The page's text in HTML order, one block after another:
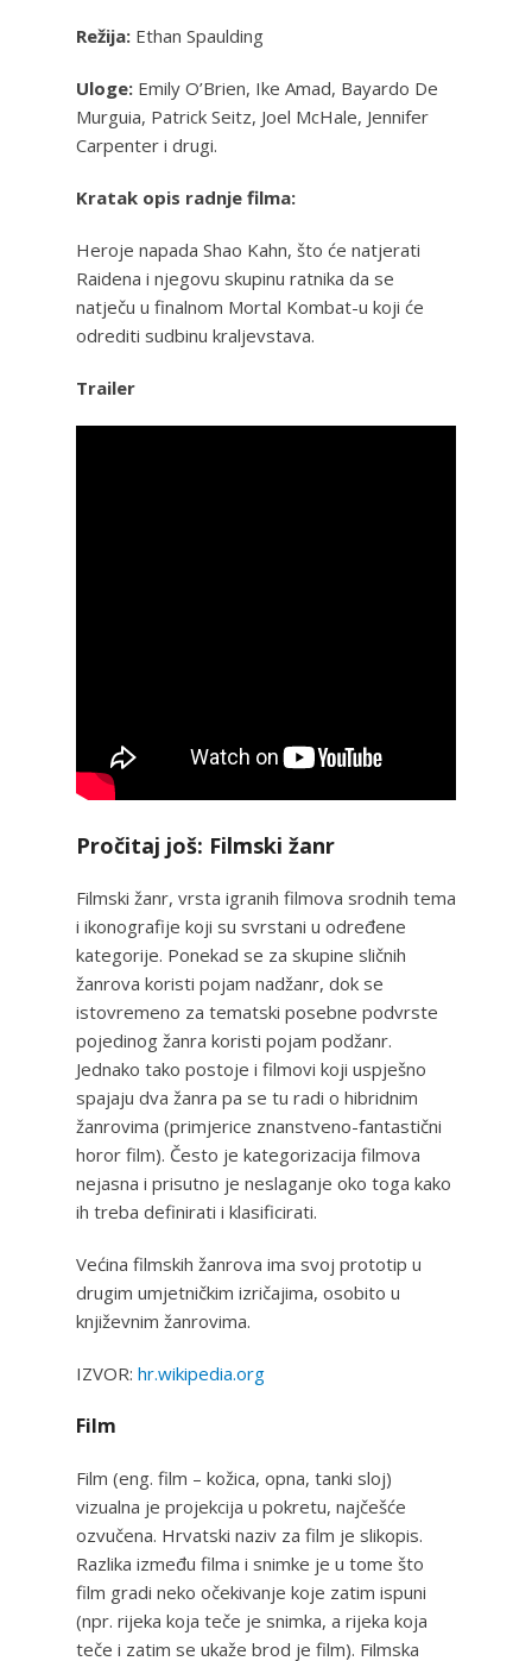
Režija: Ethan Spaulding
Uloge: Emily O’Brien, Ike Amad, Bayardo De
Murguia, Patrick Seitz, Joel McHale, Jennifer
Carpenter i drugi.
Kratak opis radnje filma:
Heroje napada Shao Kahn, što će natjerati
Raidena i njegovu skupinu ratnika da se
natječu u finalnom Mortal Kombat-u koji će
odrediti sudbinu kraljevstava.
Trailer
Pročitaj još: Filmski žanr
Filmski žanr, vrsta igranih filmova srodnih tema
i ikonografije koji su svrstani u određene
kategorije. Ponekad se za skupine sličnih
žanrova koristi pojam nadžanr, dok se
istovremeno za tematski posebne podvrste
pojedinog žanra koristi pojam podžanr.
Jednako tako postoje i filmovi koji uspješno
spajaju dva žanra pa se tu radi o hibridnim
žanrovima (primjerice znanstveno-fantastični
horor film). Često je kategorizacija filmova
nejasna i prisutno je neslaganje oko toga kako
ih treba definirati i klasificirati.
Većina filmskih žanrova ima svoj prototip u
drugim umjetničkim izričajima, osobito u
književnim žanrovima.
IZVOR: hr.wikipedia.org
Film
Film (eng. film – kožica, opna, tanki sloj)
vizualna je projekcija u pokretu, najčešće
ozvučena. Hrvatski naziv za film je slikopis.
Razlika između filma i snimke je u tome što
film gradi neko očekivanje koje zatim ispuni
(npr. rijeka koja teče je snimka, a rijeka koja
teče i zatim se ukaže brod je film). Filmska